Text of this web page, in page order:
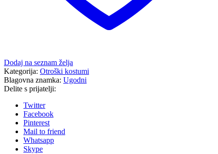
Dodaj na seznam želja
Kategorija: Otroški kostumi
Blagovna znamka: Ugodni
Delite s prijatelji:
Twitter
Facebook
Pinterest
Mail to friend
Whatsapp
Skype